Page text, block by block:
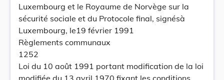
Luxembourg et le Royaume de Norvège sur la
sécurité sociale et du Protocole final, signésà
Luxembourg, le19 février 1991
Règlements communaux
1252
Loi du 10 août 1991 portant modification de la loi
modifiée du 13 avril 1970 fixant les conditions